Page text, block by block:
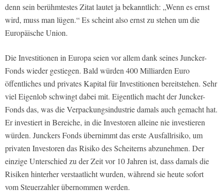
denn sein berühmtestes Zitat lautet ja bekanntlich: „Wenn es ernst
wird, muss man lügen.“ Es scheint also ernst zu stehen um die
Europäische Union.
Die Investitionen in Europa seien vor allem dank seines Juncker-
Fonds wieder gestiegen. Bald würden 400 Milliarden Euro
öffentliches und privates Kapital für Investitionen bereitstehen. Sehr
viel Eigenlob schwingt dabei mit. Eigentlich macht der Juncker-
Fonds das, was die Verpackungsindustrie damals auch gemacht hat.
Er investiert in Bereiche, in die Investoren alleine nie investieren
würden. Junckers Fonds übernimmt das erste Ausfallrisiko, um
privaten Investoren das Risiko des Scheiterns abzunehmen. Der
einzige Unterschied zu der Zeit vor 10 Jahren ist, dass damals die
Risiken hinterher verstaatlicht wurden, während sie heute sofort
vom Steuerzahler übernommen werden.